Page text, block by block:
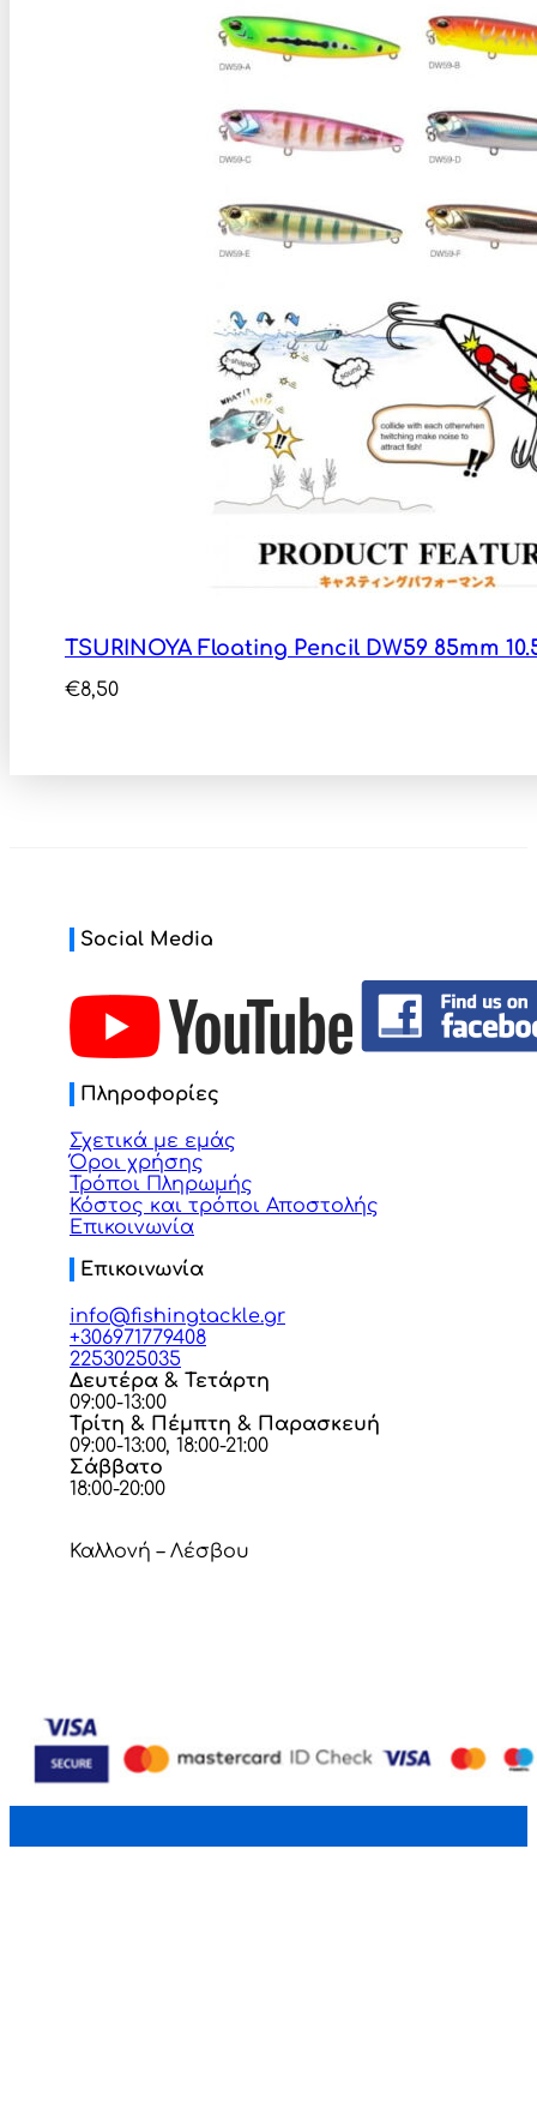
TSURINOYA Floating Pencil DW59 85mm
€8,50
Social Media
Πληροφορίες
Σχετικά με εμάς
Όροι χρήσης
Τρόποι Πληρωμής
Κόστος και τρόποι Αποστολής
Επικοινωνία
Επικοινωνία
info@fishingtackle.gr
+306971779408
2253025035
Δευτέρα & Τετάρτη
09:00-13:00
Τρίτη & Πέμπτη & Παρασκευή
09:00-13:00, 18:00-21:00
Σάββατο
18:00-20:00
Καλλονή – Λέσβου